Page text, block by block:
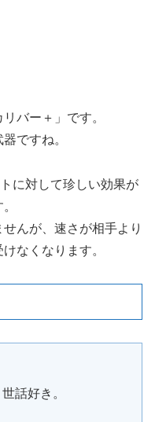
バー＋」です。
ですね。
に対して珍しい効果が
んが、速さが相手より
なくなります。
話好き。